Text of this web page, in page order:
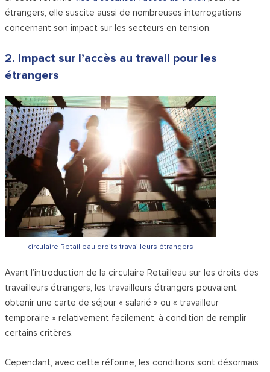
étrangers, elle suscite aussi de nombreuses interrogations
concernant son impact sur les secteurs en tension.
2. Impact sur l’accès au travail pour les
étrangers
circulaire Retailleau droits travailleurs étrangers
Avant l’introduction de la circulaire Retailleau sur les droits des
travailleurs étrangers, les travailleurs étrangers pouvaient
obtenir une carte de séjour « salarié » ou « travailleur
temporaire » relativement facilement, à condition de remplir
certains critères.
Cependant, avec cette réforme, les conditions sont désormais